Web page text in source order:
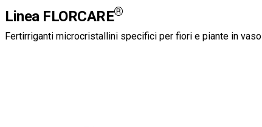
Linea FLORCARE®
Fertirriganti microcristallini specifici per fiori e piante in vaso